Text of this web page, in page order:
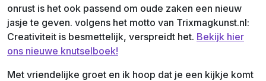
onrust is het ook passend om oude zaken een nieuw
jasje te geven. volgens het motto van Trixmagkunst.nl:
Creativiteit is besmettelijk, verspreidt het. Bekijk hier
ons nieuwe knutselboek!
Met vriendelijke groet en ik hoop dat je een kijkje komt